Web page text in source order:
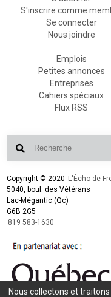
S'inscrire comme
Se connecter
Nous joindre
Emplois
Petites annonces
Entreprises
Cahiers spéciaux
Flux RSS
Copyright © 2020 L'Écho de
5040, boul. des Vétérans
Lac-Mégantic (Qc)
G6B 2G5
819 583-1630
Nous collectons et